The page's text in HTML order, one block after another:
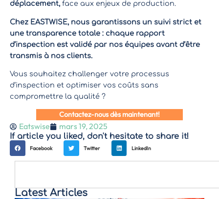
déplacement, face aux enjeux de production.
Chez EASTWISE, nous garantissons un suivi strict et
une transparence totale : chaque rapport
d’inspection est validé par nos équipes avant d’être
transmis à nos clients.
Vous souhaitez challenger votre processus
d’inspection et optimiser vos coûts sans
compromettre la qualité ?
Contactez-nous dès maintenant!
Eatswise mars 19, 2025
If article you liked, don't hesitate to share it!
Facebook Twitter LinkedIn
Latest Articles